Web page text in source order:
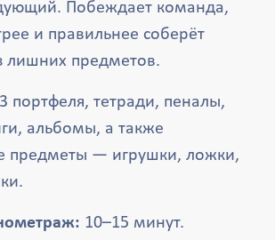
Побеждает команда,
и правильнее соберёт
лишних предметов.
портфеля, тетради, пеналы,
альбомы, а также
предметы — игрушки, ложки,
10–15 минут.